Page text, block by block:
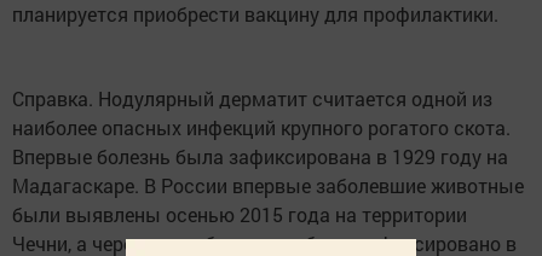
планируется приобрести вакцину для профилактики.
​Справка. Нодулярный дерматит считается одной из
наиболее опасных инфекций крупного рогатого скота.
Впервые болезнь была зафиксирована в 1929 году на
Мадагаскаре. В России впервые заболевшие животные
были выявлены осенью 2015 года на территории
Чечни, а через год заболевание было зафиксировано в